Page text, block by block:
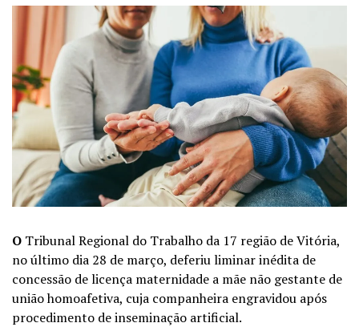
O Tribunal Regional do Trabalho da 17 região de Vitória,
no último dia 28 de março, deferiu liminar inédita de
concessão de licença maternidade a mãe não gestante de
união homoafetiva, cuja companheira engravidou após
procedimento de inseminação artificial.